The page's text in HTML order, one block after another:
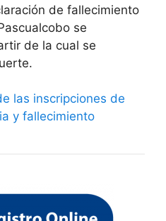
de fallecimiento
se
de la cual se
las inscripciones de
y fallecimiento